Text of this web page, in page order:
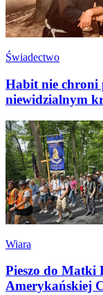
Świadectwo
Habit nie chroni
niewidzialnym
Wiara
Pieszo do Matki
Amerykańskiej